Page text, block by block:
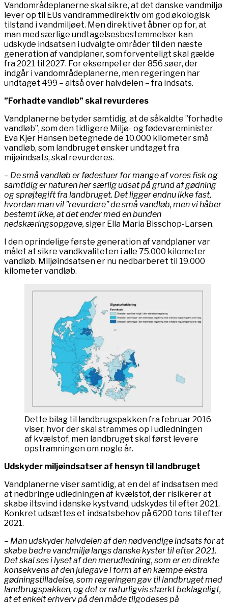
Vandområdeplanerne skal sikre, at det danske vandmiljø
lever op til EUs vandrammedirektiv om god økologisk
tilstand i vandmiljøet. Men direktivet åbner op for, at
man med særlige undtagelsesbestemmelser kan
udskyde indsatsen i udvalgte områder til den næste
generation af vandplaner, som forventeligt skal gælde
fra 2021 til 2027. For eksempel er der 856 søer, der
indgår i vandområdeplanerne, men regeringen har
undtaget 499 – altså over halvdelen – fra indsats.
”Forhadte vandløb” skal revurderes
Vandplanerne betyder samtidig, at de såkaldte ”forhadte
vandløb”, som den tidligere Miljø- og fødevareminister
Eva Kjer Hansen betegnede de 10.000 kilometer små
vandløb, som landbruget ønsker undtaget fra
mijøindsats, skal revurderes.
– De små vandløb er fødestuer for mange af vores fisk og
samtidig er naturen her særlig udsat på grund af gødning
og sprøjtegift fra landbruget. Det ligger endnu ikke fast,
hvordan man vil ”revurdere” de små vandløb, men vi håber
bestemt ikke, at det ender med en bunden
nedskæringsopgave,siger Ella Maria Bisschop-Larsen.
I den oprindelige første generation af vandplaner var
målet at sikre vandkvaliteten i alle 75.000 kilometer
vandløb. Miljøindsatsen er nu nedbarberet til 19.000
kilometer vandløb.
Dette bilag til landbrugspakken fra februar 2016
viser, hvor der skal strammes op i udledningen
af kvælstof, men landbruget skal først levere
opstramningen om nogle år.
Udskyder miljøindsatser af hensyn til landbruget
Vandplanerne viser samtidig, at en del af indsatsen med
at nedbringe udledningen af kvælstof, der risikerer at
skabe iltsvind i danske kystvand, udskydes til efter 2021.
Konkret udsættes et indsatsbehov på 6200 tons til efter
2021.
– Man udskyder halvdelen af den nødvendige indsats for at
skabe bedre vandmiljø langs danske kyster til efter 2021.
Det skal ses i lyset af den merudledning, som er en direkte
konsekvens af den julegave i form af en kæmpe ekstra
gødningstilladelse, som regeringen gav til landbruget med
landbrugspakken, og det er naturligvis stærkt beklageligt,
at et enkelt erhverv på den måde tilgodeses på